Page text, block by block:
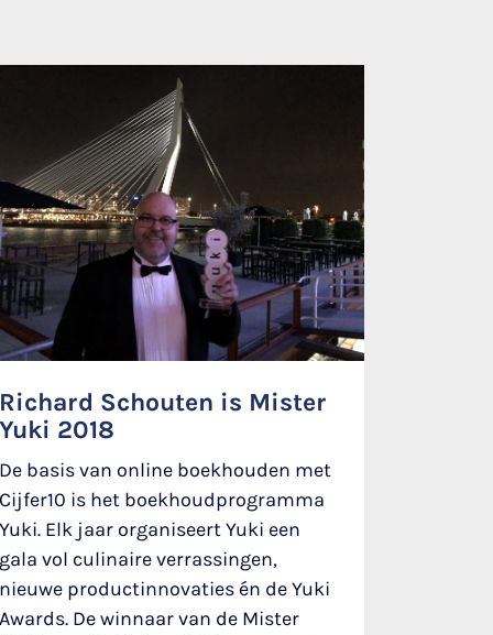
Richard Schouten is Mister
Yuki 2018
De basis van online boekhouden met
Cijfer10 is het boekhoudprogramma
Yuki. Elk jaar organiseert Yuki een
gala vol culinaire verrassingen,
nieuwe productinnovaties én de Yuki
Awards. De winnaar van de Mister